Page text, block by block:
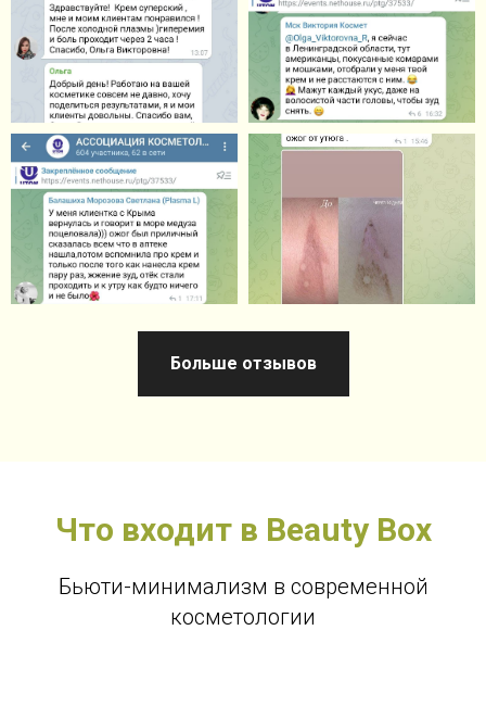
Больше отзывов
Что входит в Beauty Box
Бьюти-минимализм в современной
косметологии